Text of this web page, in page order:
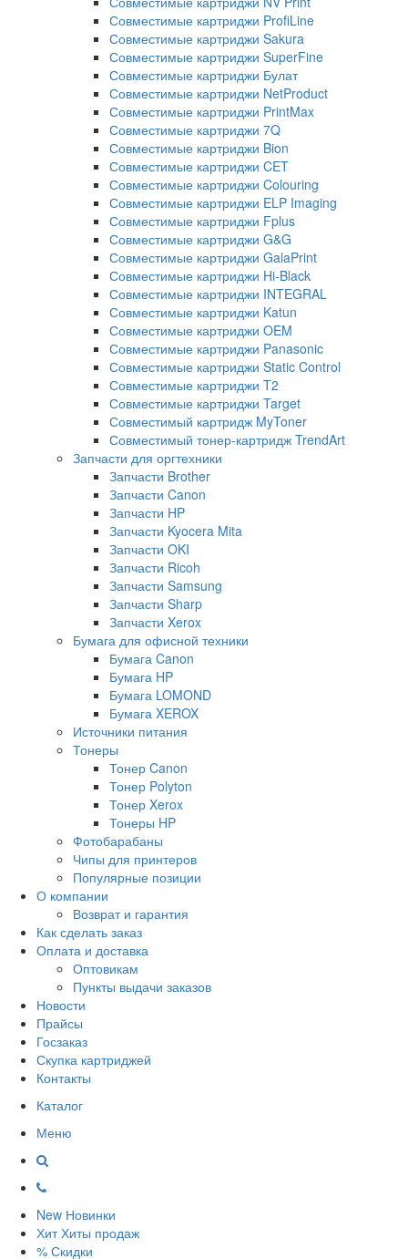
Совместимые картриджи ProfiLine
Совместимые картриджи Sakura
Совместимые картриджи SuperFine
Совместимые картриджи Булат
Совместимые картриджи NetProduct
Совместимые картриджи PrintMax
Совместимые картриджи 7Q
Совместимые картриджи Bion
Совместимые картриджи CET
Совместимые картриджи Colouring
Совместимые картриджи ELP Imaging
Совместимые картриджи Fplus
Совместимые картриджи G&G
Совместимые картриджи GalaPrint
Совместимые картриджи Hi-Black
Совместимые картриджи INTEGRAL
Совместимые картриджи Katun
Совместимые картриджи OEM
Совместимые картриджи Panasonic
Совместимые картриджи Static Control
Совместимые картриджи T2
Совместимые картриджи Target
Совместимый картридж MyToner
Совместимый тонер-картридж TrendArt
Запчасти для оргтехники
Запчасти Brother
Запчасти Canon
Запчасти HP
Запчасти Kyocera Mita
Запчасти OKI
Запчасти Ricoh
Запчасти Samsung
Запчасти Sharp
Запчасти Xerox
Бумага для офисной техники
Бумага Canon
Бумага HP
Бумага LOMOND
Бумага XEROX
Источники питания
Тонеры
Тонер Canon
Тонер Polyton
Тонер Xerox
Тонеры HP
Фотобарабаны
Чипы для принтеров
Популярные позиции
О компании
Возврат и гарантия
Как сделать заказ
Оплата и доставка
Оптовикам
Пункты выдачи заказов
Новости
Прайсы
Госзаказ
Скупка картриджей
Контакты
Каталог
Меню
New Новинки
Хит Хиты продаж
% Скидки